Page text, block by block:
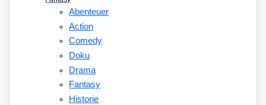
Abenteuer
Action
Comedy
Doku
Drama
Fantasy
Historie